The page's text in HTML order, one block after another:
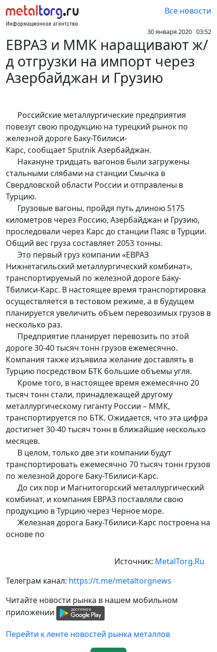
Все новости
30 января 2020 03:52
ЕВРАЗ и ММК наращивают ж/
д отгрузки на импорт через
Азербайджан и Грузию
Российские металлургические предприятия
повезут свою продукцию на турецкий рынок по
железной дороге Баку-Тбилиси-
Карс, сообщает Sputnik Азербайджан.
Накануне тридцать вагонов были загружены
стальными слябами на станции Смычка в
Свердловской области России и отправлены в
Турцию.
Грузовые вагоны, пройдя путь длиною 5175
километров через Россию, Азербайджан и Грузию,
проследовали через Карс до станции Паяс в Турции.
Общий вес груза составляет 2053 тонны.
Это первый груз компании «EВРАЗ
Нижнетагильский металлургический комбинат»,
транспортируемый по железной дороге Баку-
Тбилиси-Карс. В настоящее время транспортировка
осуществляется в тестовом режиме, а в будущем
планируется увеличить объем перевозимых грузов в
несколько раз.
Предприятие планирует перевозить по этой
дороге 30-40 тысяч тонн грузов ежемесячно.
Компания также изъявила желание доставлять в
Турцию посредством БТК большие объемы угля.
Кроме того, в настоящее время ежемесячно 20
тысяч тонн стали, принадлежащей другому
металлургическому гиганту России – ММК,
транспортируется по БТК. Ожидается, что эта цифра
достигнет 30-40 тысяч тонн в ближайшие несколько
месяцев.
В целом, только две эти компании будут
транспортировать ежемесячно 70 тысяч тонн грузов
по железной дороге Баку-Тбилиси-Карс.
До сих пор и Магнитогорский металлургический
комбинат, и компания ЕВРАЗ поставляли свою
продукцию в Турцию через Черное море.
Железная дорога Баку-Тбилиси-Карс построена на
основе по
Источник: MetalTorg.Ru
Телеграм канал: https://t.me/metaltorgnews
Читайте новости рынка в нашем мобильном
приложении
Перейти к ленте новостей рынка металлов